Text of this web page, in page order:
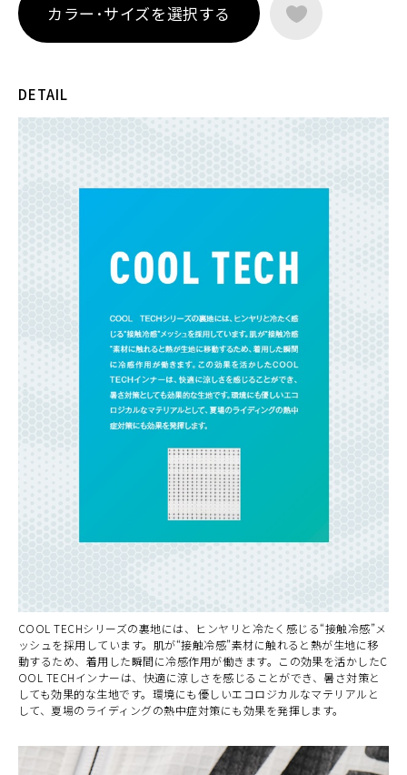
カラー･サイズを選択する
DETAIL
COOL TECHシリーズの裏地には、ヒンヤリと冷たく感じる“接触冷感”メ
ッシュを採用しています。肌が“接触冷感”素材に触れると熱が生地に移
動するため、着用した瞬間に冷感作用が働きます。この効果を活かしたC
OOL TECHインナーは、快適に涼しさを感じることができ、暑さ対策と
しても効果的な生地です。環境にも優しいエコロジカルなマテリアルと
して、夏場のライディングの熱中症対策にも効果を発揮します。